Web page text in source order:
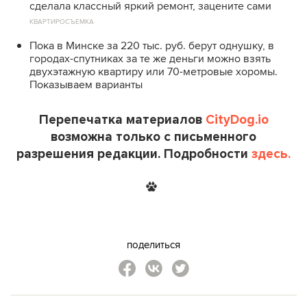
сделала классный яркий ремонт, зацените сами
КВАРТИРОСЪЕМКА
Пока в Минске за 220 тыс. руб. берут однушку, в
городах-спутниках за те же деньги можно взять
двухэтажную квартиру или 70-метровые хоромы.
Показываем варианты
Перепечатка материалов CityDog.io
возможна только с письменного
разрешения редакции. Подробности здесь.
поделиться